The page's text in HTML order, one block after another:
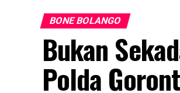
BONE BOLANGO
Bukan
Polda